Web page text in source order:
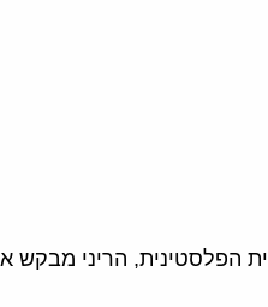
הפלסטינית, הריני מבקש